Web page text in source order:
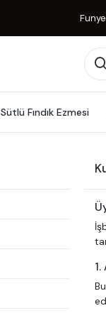
Sütlü Fındık Ezmesi